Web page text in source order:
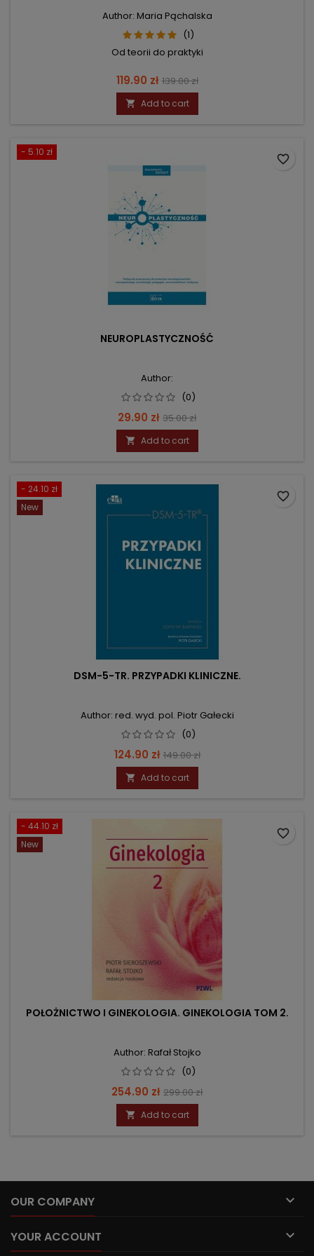
Author: Maria Pąchalska
(1)
Od teorii do praktyki
Price
119.90 zł Regular
price
139.00 zł
 Add to cart
- 5.10 zł
NEUROPLASTYCZNOŚĆ
Author:
(0)
Price
29.90 zł Regular
price
35.00 zł
 Add to cart
favorite_border
- 24.10 zł
New
DSM-5-TR. PRZYPADKI KLINICZNE.
Author: red. wyd. pol. Piotr Gałecki
(0)
Price
124.90 zł Regular
price
149.00 zł
 Add to cart
favorite_border
- 44.10 zł
New
POŁOŻNICTWO I GINEKOLOGIA. GINEKOLOGIA TOM 2.
Author: Rafał Stojko
(0)
Price
254.90 zł Regular
price
299.00 zł
 Add to cart
favorite_border
OUR COMPANY 
YOUR ACCOUNT 